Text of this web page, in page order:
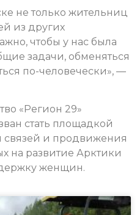
не только жительниц
из других
чтобы у нас была
задачи, обменяться
по-человечески», —
«Регион 29»
стать площадкой
связей и продвижения
на развитие Арктики
женщин.